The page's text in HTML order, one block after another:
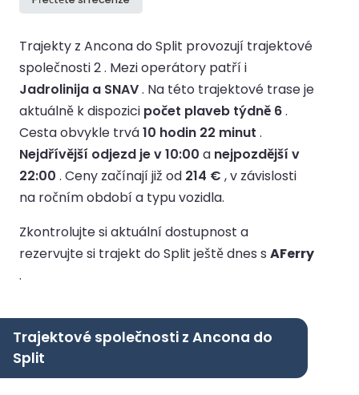
Trajekty z Ancona do Split provozují trajektové
společnosti 2 . Mezi operátory patří i
Jadrolinija a SNAV. Na této trajektové trase je
aktuálně k dispozici počet plaveb týdně 6.
Cesta obvykle trvá10 hodin 22 minut .
Nejdřívější odjezd je v 10:00 a nejpozdější v
22:00 . Ceny začínají již od 214 € , v závislosti
na ročním období a typu vozidla.
Zkontrolujte si aktuální dostupnost a
rezervujte si trajekt do Split ještě dnes s AFerry
.
Trajektové společnosti z Ancona do
Split